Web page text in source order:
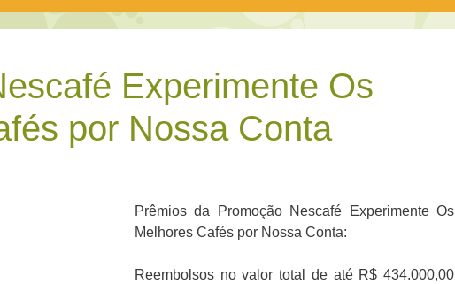
Experimente Os
por Nossa Conta
Prêmios da Promoção Nescafé Experimente Os
Melhores Cafés por Nossa Conta:
Reembolsos no valor total de até R$ 434.000,00